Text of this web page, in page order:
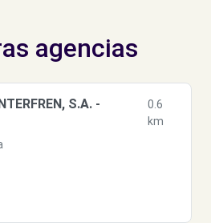
agencias
S.A. -
0.6
km